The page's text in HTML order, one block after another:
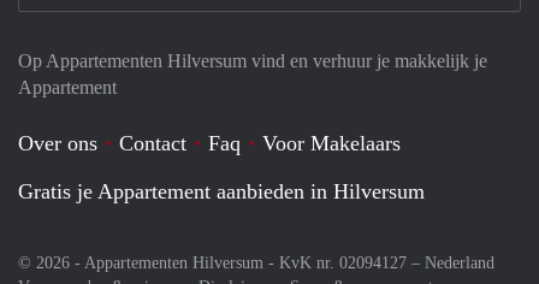
Op Appartementen Hilversum vind en verhuur je makkelijk je
Appartement
Over ons Contact Faq
Voor Makelaars
Gratis je Appartement aanbieden in Hilversum
© 2026 - Appartementen Hilversum - KvK nr. 02094127 – Nederland